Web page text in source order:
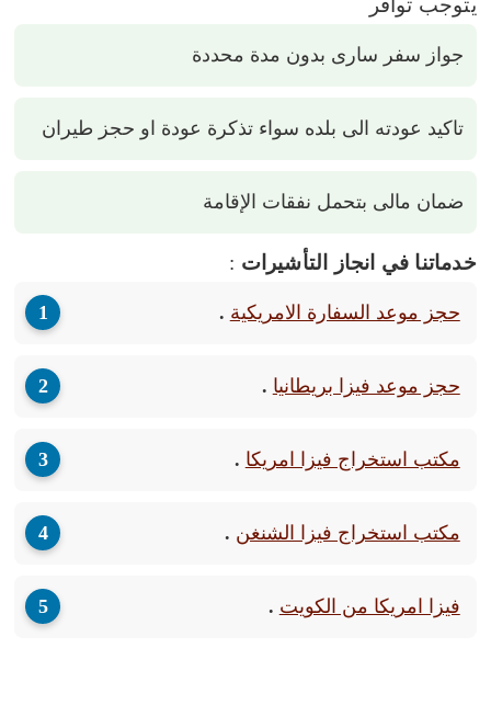
جواز سفر سارى بدون مدة محددة
تاكيد عودته الى بلده سواء تذكرة عودة او حجز طيران
ضمان مالى بتحمل نفقات الإقامة
خدماتنا في انجاز التأشيرات :
حجز موعد السفارة الامريكية .
حجز موعد فيزا بريطانيا .
مكتب استخراج فيزا امريكا .
مكتب استخراج فيزا الشنغن .
فيزا امريكا من الكويت .